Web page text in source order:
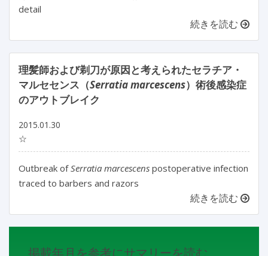
detail
続きを読む
理髪師および剃刀が原因と考えられたセラチア・
マルセセンス（Serratia marcescens）術後感染症
のアウトブレイク
2015.01.30
☆
Outbreak ofSerratia marcescens postoperative infection
traced to barbers and razors
続きを読む